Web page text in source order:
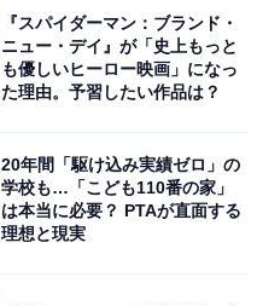
『スパイダーマン：ブランド・
ニュー・デイ』が「史上もっと
も優しいヒーロー映画」になっ
た理由。予習したい作品は？
20年間「駆け込み実績ゼロ」の
学校も…「こども110番の家」
は本当に必要？ PTAが直面する
理想と現実